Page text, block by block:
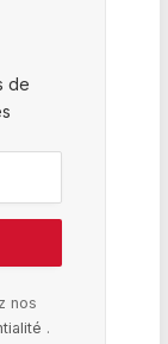
de
nos
.